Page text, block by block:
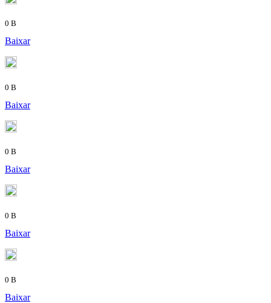
0 B
Baixar
0 B
Baixar
0 B
Baixar
0 B
Baixar
0 B
Baixar